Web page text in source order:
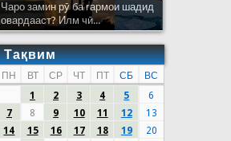
Чаро замин рӯ ба гармои шадид
овардааст? Илм чӣ...
Тақвим
ПН ВТ СР ЧТ ПТ СБ
ВС
1
2 3 4 5
6
7
8 9 10 11 12
13
14
15 16 17 18 19
20